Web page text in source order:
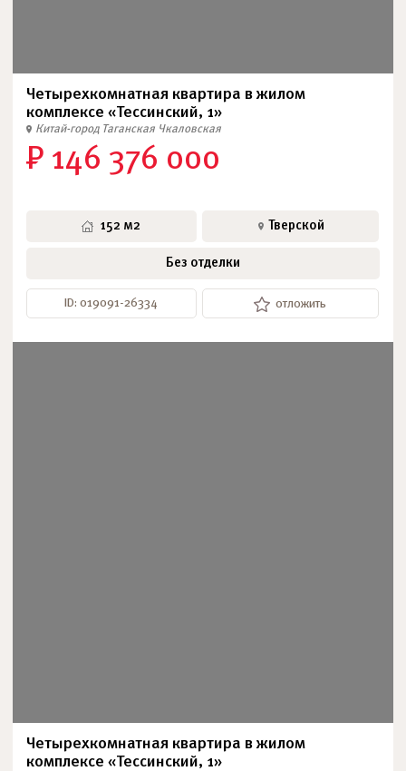
Четырехкомнатная квартира в жилом
комплексе «Тессинский, 1»
Китай-город Таганская Чкаловская
₽ 146 376 000
152 м2 Тверской
Без отделки
ID: 019091-26334 отложить
Четырехкомнатная квартира в жилом
комплексе «Тессинский, 1»